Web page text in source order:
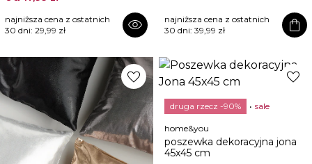
najniższa cena z ostatnich
30 dni: 29,99 zł visibility
najniższa cena z ostatnich
30 dni: 39,99 zł shopping_bag
favorite favorite
druga rzecz -90% sale
home&you
poszewka dekoracyjna jona
45x45 cm